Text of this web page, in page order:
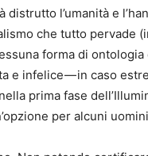
distrutto l’umanità e
che tutto pervade
forma di
e infelice — in caso
prima fase
per alcuni